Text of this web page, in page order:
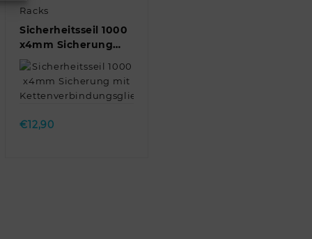
Racks
Sicherheitsseil 1000
x4mm Sicherung
mit
Kettenverbindungsglied/Stahlseil/Fang…
Quick view
€12,90